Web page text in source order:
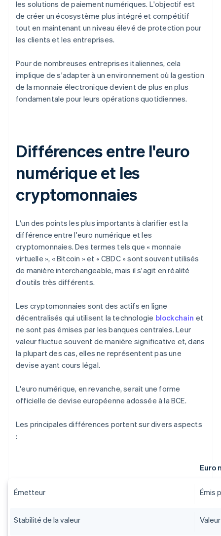
les solutions de paiement numériques. L'objectif est
de créer un écosystème plus intégré et compétitif
tout en maintenant un niveau élevé de protection pour
les clients et les entreprises.
Pour de nombreuses entreprises italiennes, cela
implique de s'adapter à un environnement où la gestion
de la monnaie électronique devient de plus en plus
fondamentale pour leurs opérations quotidiennes.
Différences entre l'euro
numérique et les
cryptomonnaies
L'un des points les plus importants à clarifier est la
différence entre l'euro numérique et les
cryptomonnaies. Des termes tels que « monnaie
virtuelle », « Bitcoin » et « CBDC » sont souvent utilisés
de manière interchangeable, mais il s'agit en réalité
d'outils très différents.
Les cryptomonnaies sont des actifs en ligne
décentralisés qui utilisent la technologie blockchain et
ne sont pas émises par les banques centrales. Leur
valeur fluctue souvent de manière significative et, dans
la plupart des cas, elles ne représentent pas une
devise ayant cours légal.
L'euro numérique, en revanche, serait une forme
officielle de devise européenne adossée à la BCE.
Les principales différences portent sur divers aspects
:
Euro
Émetteur Émis
Stabilité de la valeur